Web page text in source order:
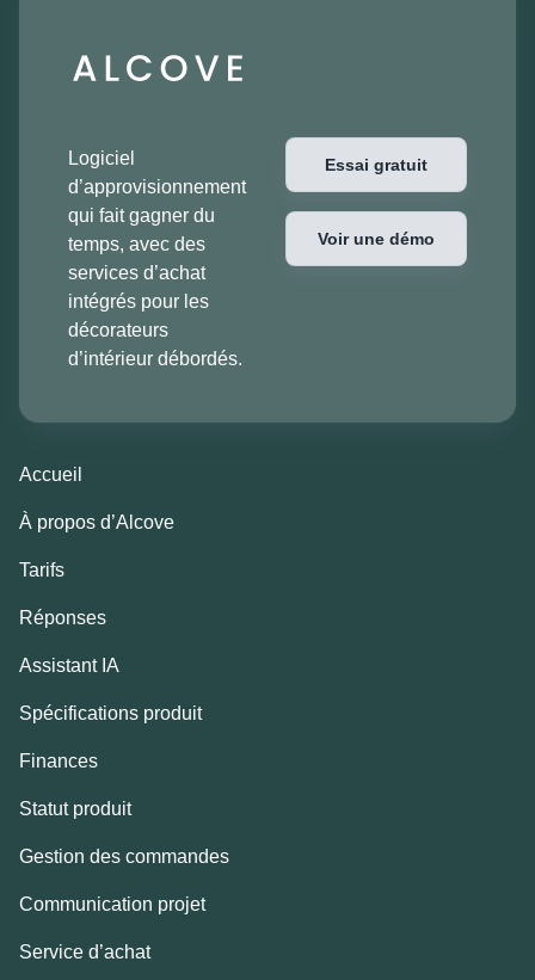
Logiciel
d’approvisionnement
qui fait gagner du
temps, avec des
services d’achat
intégrés pour les
décorateurs
d’intérieur débordés.
Essai gratuit
Voir une démo
Accueil
À propos d’Alcove
Tarifs
Réponses
Assistant IA
Spécifications produit
Finances
Statut produit
Gestion des commandes
Communication projet
Service d’achat